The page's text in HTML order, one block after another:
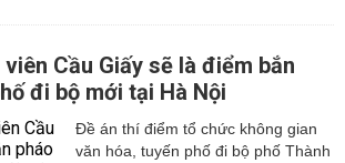
Cầu Giấy sẽ là điểm bắn
đi bộ mới tại Hà Nội
Đề án thí điểm tổ chức không gian
văn hóa, tuyến phố đi bộ phố Thành